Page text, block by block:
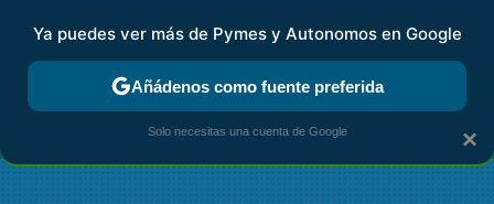
FISCALIDAD Y CONTABILIDAD KIT DIGITAL RENTA
×
Ya puedes ver más de Pymes y Autonomos en Google
Añádenos como fuente preferida
Solo necesitas una cuenta de Google